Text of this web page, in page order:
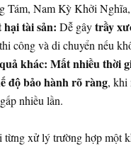
Tám, Nam Kỳ Khởi
tài sản: Dễ gâytrầy
công và di chuyển nếu
khác: Mất nhiều thời
độ bảo hành rõ ràng, khi
nhiều lần.
từng xử lý trường hợp một